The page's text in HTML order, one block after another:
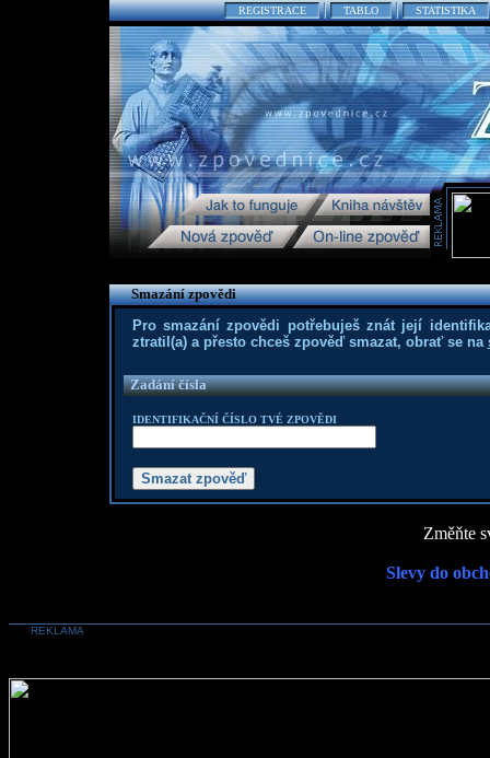
REGISTRACE TABLO STATISTIKA
Smazání zpovědi
Pro smazání zpovědi potřebuješ znát její
ztratil(a) a přesto chceš zpověď smazat, obrať se na
Zadání čísla
IDENTIFIKAČNÍ ČÍSLO TVÉ ZPOVĚDI
Změňte
Slevy do
REKLAMA